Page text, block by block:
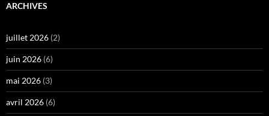
ARCHIVES
juillet 2026 (2)
juin 2026 (6)
mai 2026 (3)
avril 2026 (6)